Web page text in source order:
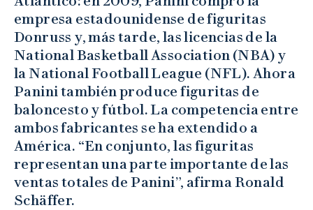
empresa estadounidense de figuritas
Donruss y, más tarde, las licencias de la
National Basketball Association (NBA) y
la National Football League (NFL). Ahora
Panini también produce figuritas de
baloncesto y fútbol. La competencia entre
ambos fabricantes se ha extendido a
América. “En conjunto, las figuritas
representan una parte importante de las
ventas totales de Panini”, afirma Ronald
Schäffer.